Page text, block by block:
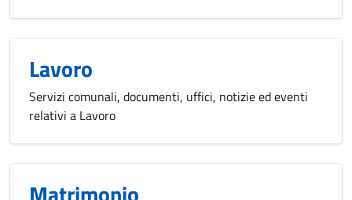
Lavoro
Servizi comunali, documenti, uffici, notizie ed eventi
relativi a Lavoro